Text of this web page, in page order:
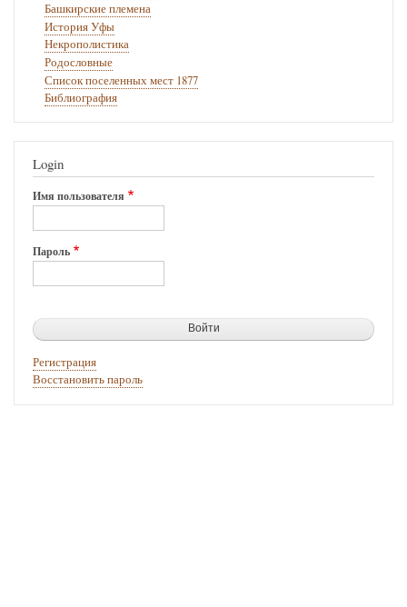
Башкирские племена
История Уфы
Некрополистика
Родословные
Список поселенных мест 1877
Библиография
Login
Имя пользователя
Пароль
Регистрация
Восстановить пароль